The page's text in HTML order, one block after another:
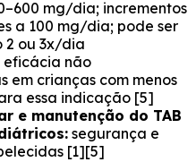
mg/dia; incrementos
a 100 mg/dia; pode ser
2 ou 3x/dia
eficácia não
em crianças com menos
essa indicação [5]
e manutenção do TAB
segurança e
[1][5]